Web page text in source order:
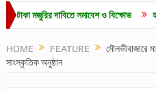
মজুরির দাবিতে সমাবেশ ও বিক্ষোভ হাকালুকি
HOME FEATURE
মৌলভীবাজারে
সাংস্কৃতিক অনুষ্ঠান